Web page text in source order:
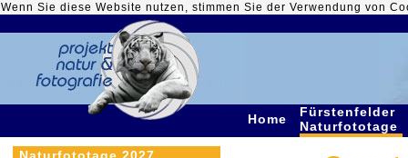
Wenn Sie diese Website nutzen, stimmen Sie der Verwendung von
Home
Fürstenfelder
Naturfototage